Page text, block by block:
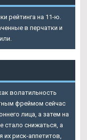
рейтинга на 11-ю.
в перчатки и
волатильность
фреймом сейчас
лица, а затем на
стало снижаться, а
риск-аппетитов,